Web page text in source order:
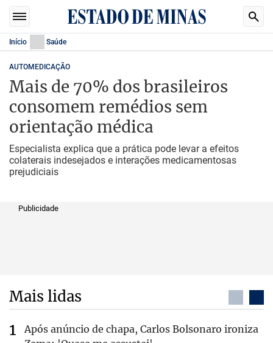
Início Saúde
AUTOMEDICAÇÃO
Mais de 70% dos brasileiros
consomem remédios sem
orientação médica
Especialista explica que a prática pode levar a efeitos
colaterais indesejados e interações medicamentosas
prejudiciais
Publicidade
Mais lidas
Após anúncio de chapa, Carlos Bolsonaro ironiza